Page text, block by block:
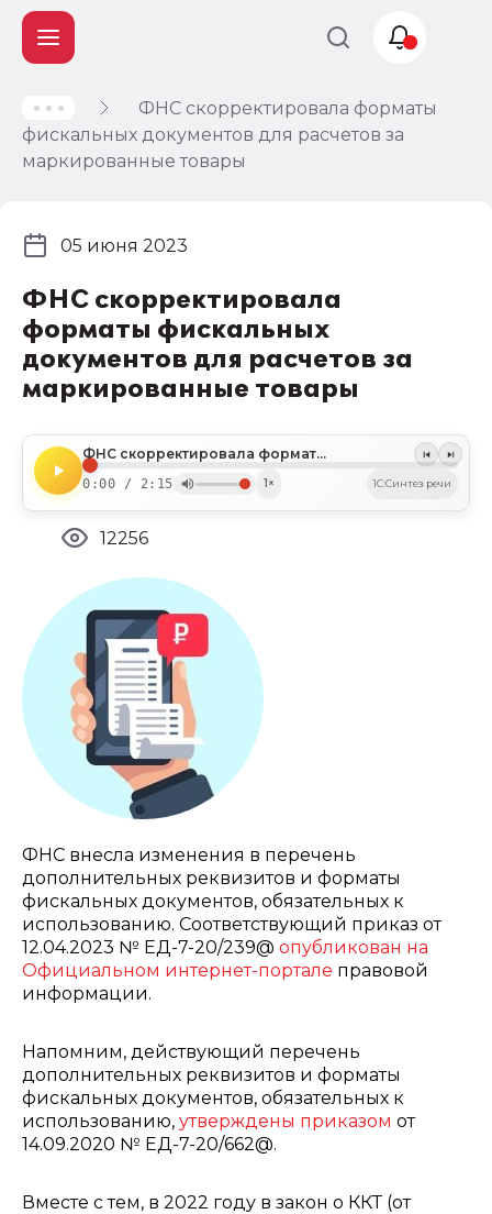
ФНС скорректировала форматы
фискальных документов для расчетов за
маркированные товары
ФНС скорректировала
форматы фискальных
документов для расчетов за
маркированные товары
ФНС скорректировала форматы фискальных документов для расчетов за маркированные товары
0:00 / 2:15 1× 1C:Синтез речи
05 июня 2023
12256
ФНС внесла изменения в перечень
дополнительных реквизитов и форматы
фискальных документов, обязательных к
использованию. Соответствующий приказ от
12.04.2023 № ЕД-7-20/239@ опубликован на
Официальном интернет-портале правовой
информации.
Напомним, действующий перечень
дополнительных реквизитов и форматы
фискальных документов, обязательных к
использованию, утверждены приказом от
14.09.2020 № ЕД-7-20/662@.
Вместе с тем, в 2022 году в закон о ККТ (от
Учет и
налогообложение